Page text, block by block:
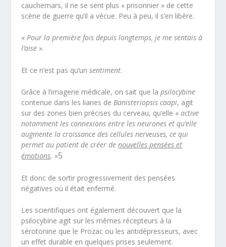
cauchemars, il ne se sent plus « prisonnier » de cette
scène de guerre qu’il a vécue. Peu à peu, il s’en libère.
«Pour la première fois depuis longtemps, je me sentais à
l’aise ».
Et ce n’est pas qu’unsentiment.
Grâce à l’imagerie médicale, on sait que lapsilocybine
contenue dans les lianes deBanisteriopsis caapi, agit
sur des zones bien précises du cerveau, qu’elle «active
notamment les connexions entre les neurones et qu’elle
augmente la croissance des cellules nerveuses, ce qui
permet au patient de créer denouvelles pensées et
émotions. »5
Et donc de sortir progressivement des pensées
négatives où il était enfermé.
Les scientifiques ont également découvert que la
psilocybine agit sur les mêmes récepteurs à la
sérotonine que le Prozac ou les antidépresseurs, avec
un effet durable en quelques prises seulement.